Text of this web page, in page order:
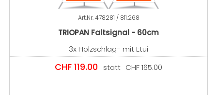
Art.Nr.478281 / 811.268
TRIOPAN Faltsignal - 60cm
3x Holzschlag- mit Etui
CHF 119.00 statt CHF165.00